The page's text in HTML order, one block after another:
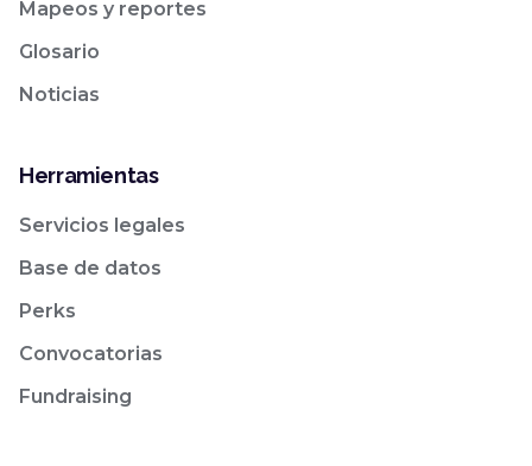
Mapeos y reportes
Glosario
Noticias
Herramientas
Servicios legales
Base de datos
Perks
Convocatorias
Fundraising